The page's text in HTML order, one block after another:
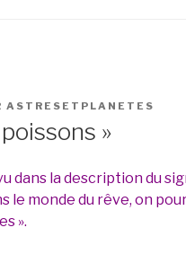
ASTRESETPLANETES
»
dans la description du
le monde du rêve, on
».